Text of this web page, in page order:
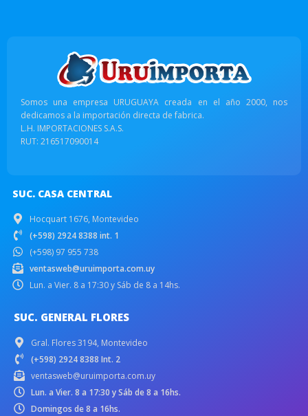
Somos una empresa URUGUAYA creada en el año 2000, nos
dedicamos a la importación directa de fabrica.
L.H. IMPORTACIONES S.A.S.
RUT: 216517090014
SUC. CASA CENTRAL
Hocquart 1676, Montevideo
(+598) 2924 8388 int. 1
(+598) 97 955 738
ventasweb@uruimporta.com.uy
Lun. a Vier. 8 a 17:30 y Sáb de 8 a 14hs.
SUC. GENERAL FLORES
Gral. Flores 3194, Montevideo
(+598) 2924 8388 Int. 2
ventasweb@uruimporta.com.uy
Lun. a Vier. 8 a 17:30 y Sáb de 8 a 16hs.
Domingos de 8 a 16hs.